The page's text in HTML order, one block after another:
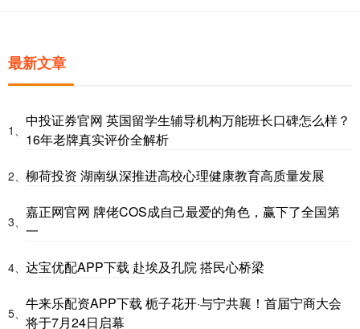
最新文章
1、
中投证券官网 英国留学生辅导机构万能班长口碑怎么样？
16年老牌真实评价全解析
2、 柳荷投资 湖南纵深推进高校心理健康教育高质量发展
3、
嘉正网官网 牌佬COS成自己最爱的角色，赢下了全国第
一
4、 达宝优配APP下载 赴埃及孔院 搭民心桥梁
5、
牛来乐配资APP下载 栀子花开·与宁共襄！首届宁商大会
将于7月24日启幕